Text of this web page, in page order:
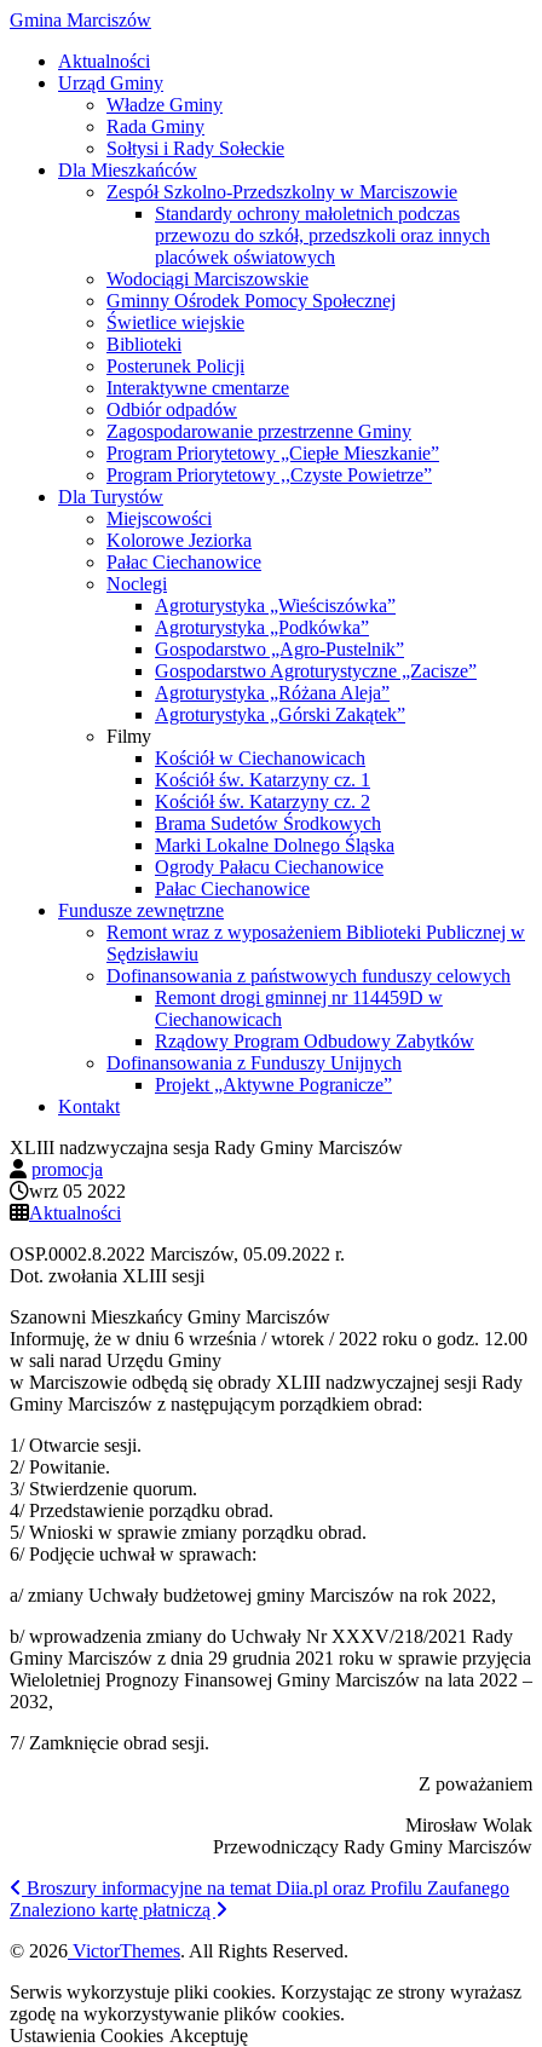
Gmina Marciszów
Aktualności
Urząd Gminy
Władze Gminy
Rada Gminy
Sołtysi i Rady Sołeckie
Dla Mieszkańców
Zespół Szkolno-Przedszkolny w Marciszowie
Standardy ochrony małoletnich podczas
przewozu do szkół, przedszkoli oraz innych
placówek oświatowych
Wodociągi Marciszowskie
Gminny Ośrodek Pomocy Społecznej
Świetlice wiejskie
Biblioteki
Posterunek Policji
Interaktywne cmentarze
Odbiór odpadów
Zagospodarowanie przestrzenne Gminy
Program Priorytetowy „Ciepłe Mieszkanie”
Program Priorytetowy ,,Czyste Powietrze”
Dla Turystów
Miejscowości
Kolorowe Jeziorka
Pałac Ciechanowice
Noclegi
Agroturystyka „Wieściszówka”
Agroturystyka „Podkówka”
Gospodarstwo „Agro-Pustelnik”
Gospodarstwo Agroturystyczne „Zacisze”
Agroturystyka „Różana Aleja”
Agroturystyka „Górski Zakątek”
Filmy
Kościół w Ciechanowicach
Kościół św. Katarzyny cz. 1
Kościół św. Katarzyny cz. 2
Brama Sudetów Środkowych
Marki Lokalne Dolnego Śląska
Ogrody Pałacu Ciechanowice
Pałac Ciechanowice
Fundusze zewnętrzne
Remont wraz z wyposażeniem Biblioteki Publicznej w
Sędzisławiu
Dofinansowania z państwowych funduszy celowych
Remont drogi gminnej nr 114459D w
Ciechanowicach
Rządowy Program Odbudowy Zabytków
Dofinansowania z Funduszy Unijnych
Projekt „Aktywne Pogranicze”
Kontakt
XLIII nadzwyczajna sesja Rady Gminy Marciszów
promocja
wrz 05 2022
Aktualności
OSP.0002.8.2022 Marciszów, 05.09.2022 r.
Dot. zwołania XLIII sesji
Szanowni Mieszkańcy Gminy Marciszów
Informuję, że w dniu 6 września / wtorek / 2022 roku o godz. 12.00
w sali narad Urzędu Gminy
w Marciszowie odbędą się obrady XLIII nadzwyczajnej sesji Rady
Gminy Marciszów z następującym porządkiem obrad:
1/ Otwarcie sesji.
2/ Powitanie.
3/ Stwierdzenie quorum.
4/ Przedstawienie porządku obrad.
5/ Wnioski w sprawie zmiany porządku obrad.
6/ Podjęcie uchwał w sprawach:
a/ zmiany Uchwały budżetowej gminy Marciszów na rok 2022,
b/ wprowadzenia zmiany do Uchwały Nr XXXV/218/2021 Rady
Gminy Marciszów z dnia 29 grudnia 2021 roku w sprawie przyjęcia
Wieloletniej Prognozy Finansowej Gminy Marciszów na lata 2022 –
2032,
7/ Zamknięcie obrad sesji.
Z poważaniem
Mirosław Wolak
Przewodniczący Rady Gminy Marciszów
Broszury informacyjne na temat Diia.pl oraz Profilu Zaufanego
Znaleziono kartę płatniczą
© 2026 VictorThemes. All Rights Reserved.
Serwis wykorzystuje pliki cookies. Korzystając ze strony wyrażasz
zgodę na wykorzystywanie plików cookies.
Ustawienia Cookies Akceptuję